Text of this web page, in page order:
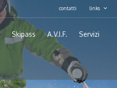
contatti links
Skipass A.V.I.F. Servizi